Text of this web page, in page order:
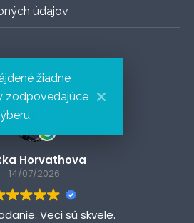
žiadne
zodpovedajúce
údajov
Horvathova
14/07/2026
Veci sú skvele.